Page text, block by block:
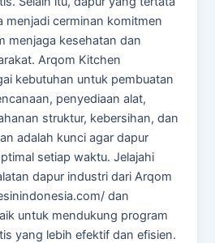
menjadi cerminan komitmen
menjaga kesehatan dan
Arqom Kitchen
kebutuhan untuk pembuatan
penyediaan alat,
struktur, kebersihan, dan
adalah kunci agar dapur
setiap waktu. Jelajahi
dapur industri dari Arqom
dan
untuk mendukung program
yang lebih efektif dan efisien.